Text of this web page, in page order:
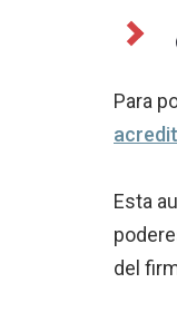
Para
Esta
del